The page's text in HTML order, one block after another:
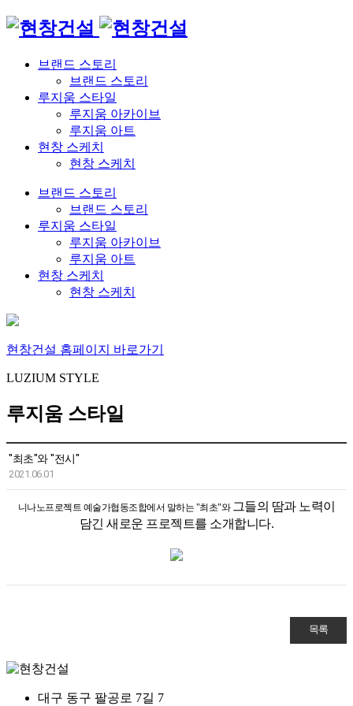
브랜드 스토리
브랜드 스토리
루지움 스타일
루지움 아카이브
루지움 아트
현창 스케치
현창 스케치
브랜드 스토리
브랜드 스토리
루지움 스타일
루지움 아카이브
루지움 아트
현창 스케치
현창 스케치
현창건설 홈페이지 바로가기
LUZIUM STYLE
루지움 스타일
"최초"와 "전시"
2021.06.01
니나노프로젝트 예술가협동조합에서 말하는 "최초"와 그들의 땀과 노력이
담긴 새로운 프로젝트를 소개합니다.
목록
대구 동구 팔공로 7길 7